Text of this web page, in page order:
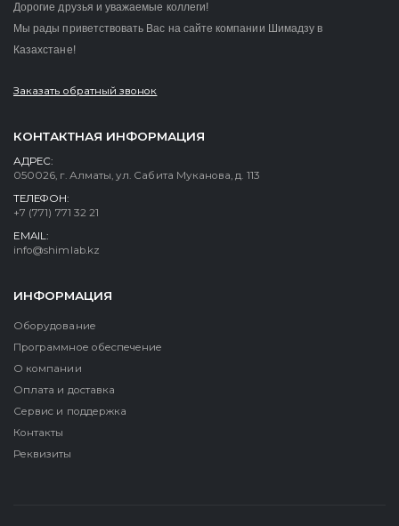
Дорогие друзья и уважаемые коллеги!
Мы рады приветствовать Вас на сайте компании Шимадзу в
Казахстане!
Заказать обратный звонок
КОНТАКТНАЯ ИНФОРМАЦИЯ
АДРЕС:
050026, г. Алматы, ул. Сабита Муканова, д. 113
ТЕЛЕФОН:
+7 (771) 771 32 21
EMAIL:
info@shimlab.kz
ИНФОРМАЦИЯ
Оборудование
Программное обеспечение
О компании
Оплата и доставка
Сервис и поддержка
Контакты
Реквизиты